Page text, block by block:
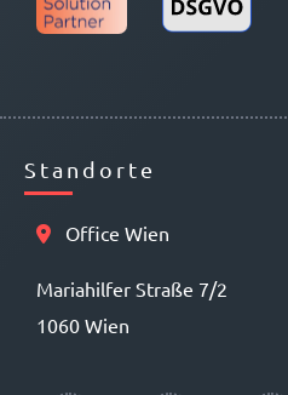
Standorte
Office Wien
Mariahilfer Straße 7/2
1060 Wien